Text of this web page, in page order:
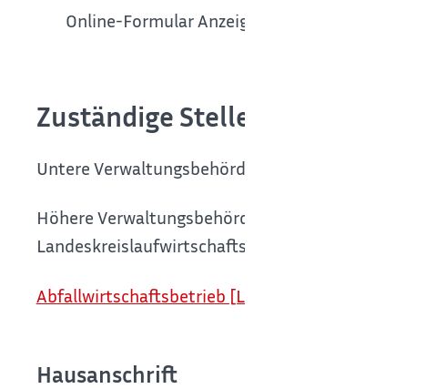
Online-Formular Anzeigenerstattung
Zuständige Stelle
Untere Verwaltungsbehörde als untere
Höhere Verwaltungsbehörde als höhere
Landeskreislaufwirtschaftsgesetzes (sog.
Abfallwirtschaftsbetrieb [Landratsamt Böblingen]
Hausanschrift